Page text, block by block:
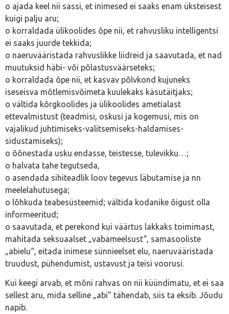
o ajada keel nii sassi, et inimesed ei saaks enam üksteisest
kuigi palju aru;
o korraldada ülikoolides õpe nii, et rahvusliku intelligentsi
ei saaks juurde tekkida;
o naeruvääristada rahvuslikke liidreid ja saavutada, et nad
muutuksid häbi- või põlastusväärseteks;
o korraldada õpe nii, et kasvav põlvkond kujuneks
iseseisva mõtlemisvõimeta kuulekaks käsutäitjaks;
o vältida kõrgkoolides ja ülikoolides ametialast
ettevalmistust (teadmisi, oskusi ja kogemusi, mis on
vajalikud juhtimiseks-valitsemiseks-haldamises-
sidustamiseks);
o õõnestada usku endasse, teistesse, tulevikku…;
o halvata tahe tegutseda,
o asendada sihiteadlik loov tegevus läbutamise ja nn
meelelahutusega;
o lõhkuda teabesüsteemid; vältida kodanike õigust olla
informeeritud;
o saavutada, et perekond kui väärtus lakkaks toimimast,
mahitada seksuaalset „vabameelsust“, samasooliste
„abielu“, eitada inimese sünnieelset elu, naeruvääristada
truudust, pühendumist, ustavust ja teisi voorusi.
Kui keegi arvab, et mõni rahvas on nii küündimatu, et ei saa
sellest aru, mida selline „abi” tähendab, siis ta eksib. Jõudu
napib.